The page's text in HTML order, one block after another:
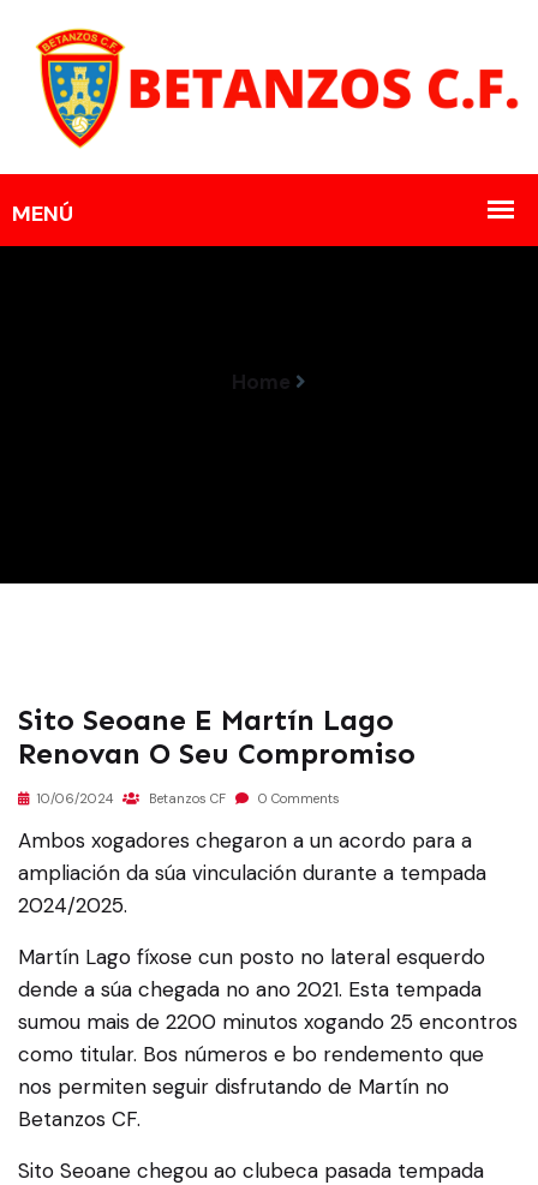
Home
Sito Seoane E Martín Lago
Renovan O Seu Compromiso
10/06/2024 Betanzos CF 0 Comments
Ambos xogadores chegaron a un acordo para a
ampliación da súa vinculación durante a tempada
2024/2025.
Martín Lago fíxose cun posto no lateral esquerdo
dende a súa chegada no ano 2021. Esta tempada
sumou mais de 2200 minutos xogando 25 encontros
como titular. Bos números e bo rendemento que
nos permiten seguir disfrutando de Martín no
Betanzos CF.
Sito Seoane chegou ao clubeca pasada tempada